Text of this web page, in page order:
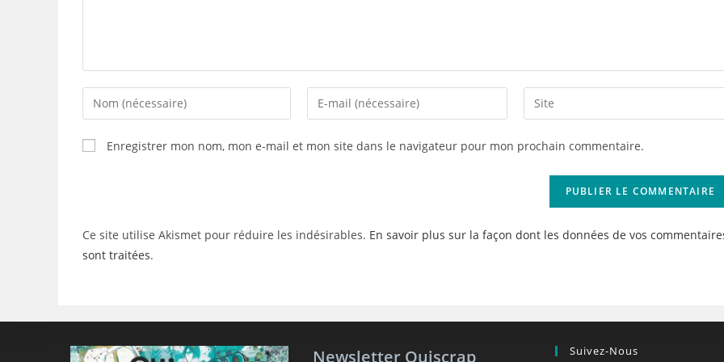
Enter
your
name
or
Enter
your
Saisir
l’URL
(facultatif)
Enregistrer mon nom, mon e-mail et mon site dans le navigateur pour mon prochain commentaire.
Ce site utilise Akismet pour réduire les indésirables. En savoir plus sur la façon dont les données de vos
sont traitées.
Newsletter Quiscrap Suivez-Nous